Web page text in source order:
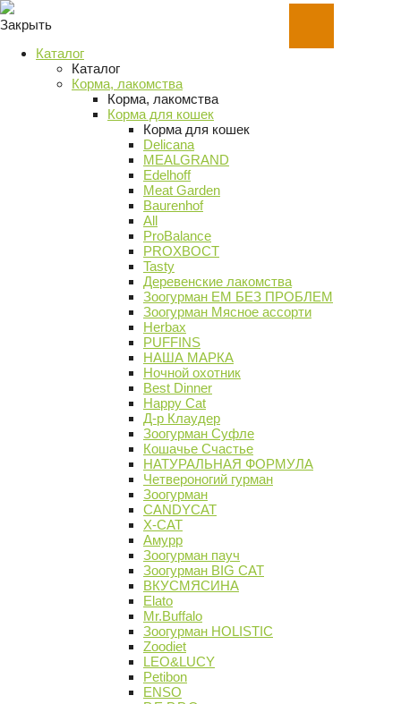
Закрыть
Каталог
Каталог
Корма, лакомства
Корма, лакомства
Корма для кошек
Корма для кошек
Delicana
MEALGRAND
Edelhoff
Meat Garden
Baurenhof
All
ProBalance
PROХВОСТ
Tasty
Деревенские лакомства
Зоогурман ЕМ БЕЗ ПРОБЛЕМ
Зоогурман Мясное ассорти
Herbax
PUFFINS
НАША МАРКА
Ночной охотник
Best Dinner
Happy Cat
Д-р Клаудер
Зоогурман Суфле
Кошачье Счастье
НАТУРАЛЬНАЯ ФОРМУЛА
Четвероногий гурман
Зоогурман
CANDYCAT
X-CAT
Амурр
Зоогурман пауч
Зоогурман BIG CAT
ВКУСМЯСИНА
Elato
Mr.Buffalo
Зоогурман HOLISTIC
Zoodiet
LEO&LUCY
Petibon
ENSO